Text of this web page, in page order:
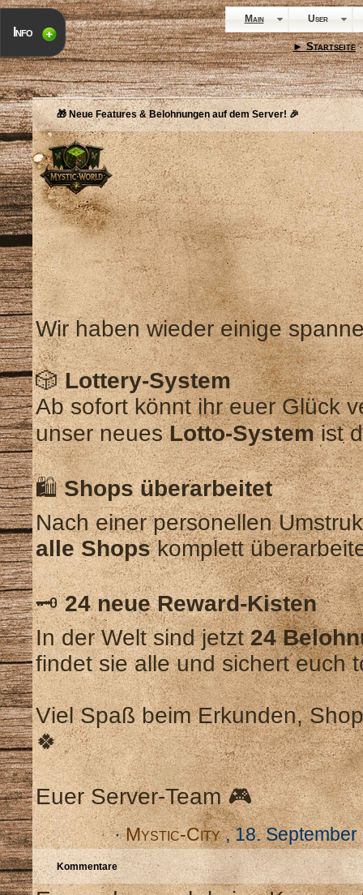
Main User
► Startseite ·
Info
🎁 Neue Features & Belohnungen auf dem Server! 🎉
Wir haben wieder einige
🎲Lottery-System
Ab sofort könnt ihr euer Glück
unser neuesLotto-Systemist
🛍️Shops überarbeitet
Nach einer personellen
alle Shopskomplett
🗝️24 neue Reward-Kisten
In der Welt sind jetzt24
findet sie alle und sichert euch
Viel Spaß beim Erkunden,
🍀
Euer Server-Team 🎮
· Mystic-City, 18. September
Kommentare